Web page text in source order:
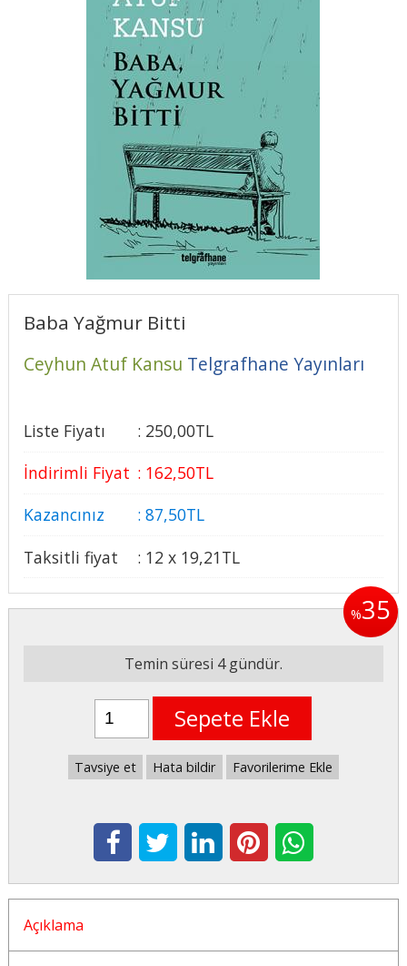
Baba Yağmur Bitti
Ceyhun Atuf Kansu Telgrafhane Yayınları
Liste Fiyatı : 250,00TL
İndirimli Fiyat : 162,50TL
Kazancınız
: 87,50TL
Taksitli fiyat
: 12 x 19,21TL
%35
Temin süresi 4 gündür.
Sepete Ekle
Tavsiye et Hata bildir Favorilerime Ekle
Açıklama